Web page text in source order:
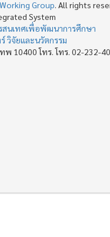
Group. All rights
System
สนเทศเพื่อพัฒนาการศึกษา
วิจัยและนวัตกรรม
พ 10400 โทร. โทร. 02-232-